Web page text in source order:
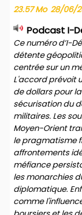
23.57 Mo 28/06/
Podcast I-
Ce numéro d’I-
détente
centrée sur un
L'accord prévoit
de dollars pour
sécurisation du
militaires. Les
Moyen-Orient
le pragmatisme
affrontements
méfiance
les monarchies
diplomatique.
comme